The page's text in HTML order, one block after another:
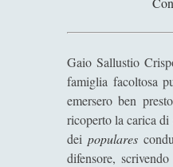
Gaio Sallustio
famiglia facoltosa
emersero ben
ricoperto la carica di
deipopulares
difensore,